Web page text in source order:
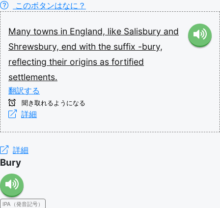
このボタンはなに？
Many towns in England, like Salisbury and
Shrewsbury, end with the suffix -bury,
reflecting their origins as fortified
settlements.
翻訳する
聞き取れるようになる
詳細
詳細
Bury
IPA（発音記号）